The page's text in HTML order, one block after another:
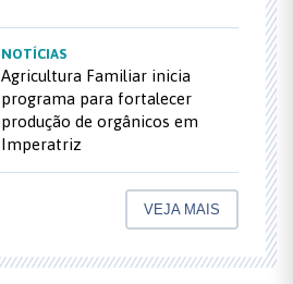
NOTÍCIAS
Agricultura Familiar inicia
programa para fortalecer
produção de orgânicos em
Imperatriz
VEJA MAIS